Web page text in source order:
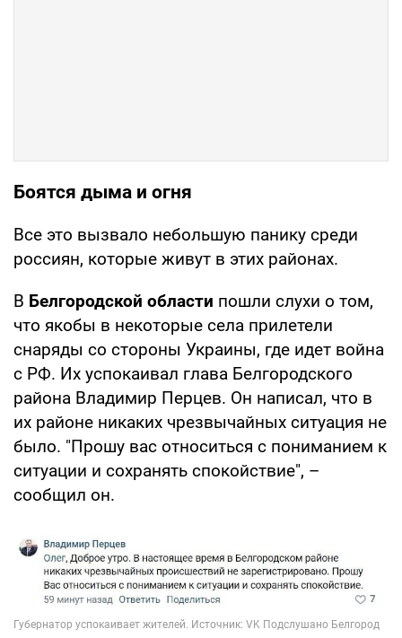
Боятся дыма и огня
Все это вызвало небольшую панику среди
россиян, которые живут в этих районах.
В Белгородской области пошли слухи о том,
что якобы в некоторые села прилетели
снаряды со стороны Украины, где идет война
с РФ. Их успокаивал глава Белгородского
района Владимир Перцев. Он написал, что в
их районе никаких чрезвычайных ситуация не
было. "Прошу вас относиться с пониманием к
ситуации и сохранять спокойствие", –
сообщил он.